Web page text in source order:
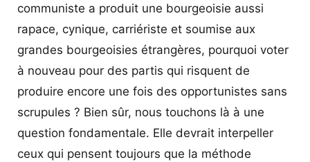
communiste a produit une bourgeoisie aussi
rapace, cynique, carriériste et soumise aux
grandes bourgeoisies étrangères, pourquoi voter
à nouveau pour des partis qui risquent de
produire encore une fois des opportunistes sans
scrupules ? Bien sûr, nous touchons là à une
question fondamentale. Elle devrait interpeller
ceux qui pensent toujours que la méthode